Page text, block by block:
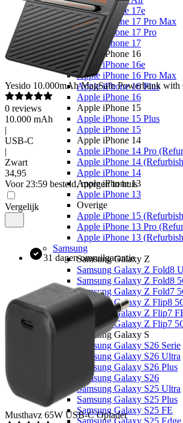
Apple iPhone 17e
Apple iPhone 17 Pro Max
Apple iPhone 17 Pro
Apple iPhone 17
Apple iPhone 16
Apple iPhone 16e
Apple iPhone 16 Pro Max
Apple iPhone 16 Plus
Apple iPhone 16
Apple iPhone 15
Apple iPhone 15 Plus
Apple iPhone 15
Apple iPhone 14
Apple iPhone 14 Pro
Apple iPhone 14
Apple iPhone 14
Apple iPhone 13
Apple iPhone 13
Overige
Apple iPhone 15
Apple iPhone 13 Pro
Apple iPhone 13
Samsung
Samsung Galaxy Z
Samsung Galaxy Z Fold8
Samsung Galaxy Z Fold8
Samsung Galaxy Z Fold7
Samsung Galaxy Z Flip8
Samsung Galaxy Z Flip7
Samsung Galaxy Z Flip7
Samsung Galaxy S
Samsung Galaxy S26 Serie
Samsung Galaxy S26 Ultra
Samsung Galaxy S26 Plus
Samsung Galaxy S26
Samsung Galaxy S25 Ultra
Samsung Galaxy S25 Plus
Samsung Galaxy S25 FE
Samsung Galaxy S25 Edge
Yesido 10.000mAh MagSafe Powerbank with
0 reviews
10.000 mAh
|
USB-C
|
Zwart
34,95
Voor 23:59 besteld, morgen in huis
Vergelijk
31 dagen omruilgarantie
Musthavz 65W USB-C Oplader